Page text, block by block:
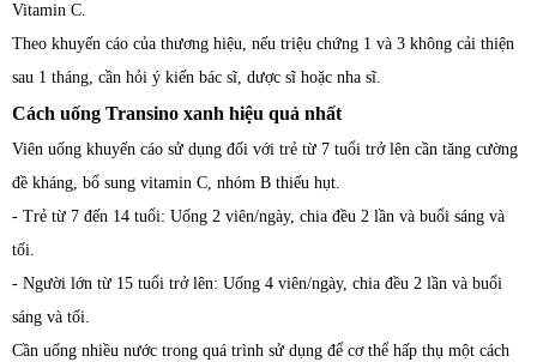
Vitamin C.
Theo khuyến cáo của thương hiệu, nếu triệu chứng 1 và 3 không cải thiện
sau 1 tháng, cần hỏi ý kiến bác sĩ, dược sĩ hoặc nha sĩ.
Cách uống Transino xanh hiệu quả nhất
Viên uống khuyến cáo sử dụng đối với trẻ từ 7 tuổi trở lên cần tăng cường
đề kháng, bổ sung vitamin C, nhóm B thiếu hụt.
- Trẻ từ 7 đến 14 tuổi: Uống 2 viên/ngày, chia đều 2 lần và buổi sáng và
tối.
- Người lớn từ 15 tuổi trở lên: Uống 4 viên/ngày, chia đều 2 lần và buổi
sáng và tối.
Cần uống nhiều nước trong quá trình sử dụng để cơ thể hấp thụ một cách